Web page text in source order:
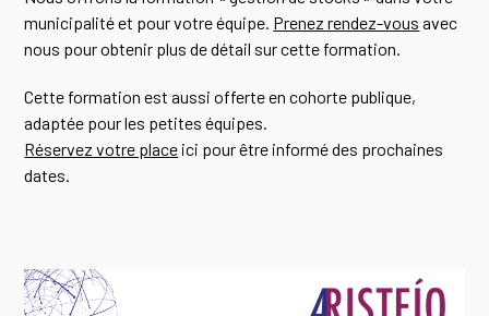
municipalité et pour votre équipe. Prenez rendez-vous avec
nous pour obtenir plus de détail sur cette formation.
Cette formation est aussi offerte en cohorte publique,
adaptée pour les petites équipes.
Réservez votre place ici pour être informé des prochaines
dates.